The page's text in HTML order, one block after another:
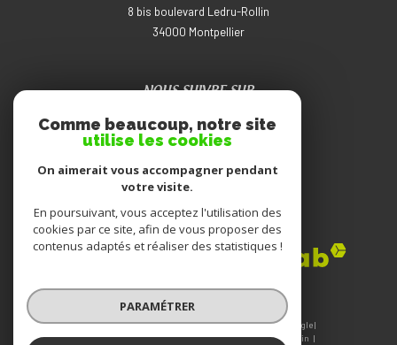
8 bis boulevard Ledru-Rollin
34000
montpellier
NOUS SUIVRE SUR
ADHÉRENTS
© 2026 | Tous droits réservés | Traduction powered by Google |
Nos honoraires
Plan du site Mentions légales Admin
Comme beaucoup, notre site
utilise les cookies
On aimerait vous accompagner pendant
votre visite.
En poursuivant, vous acceptez l'utilisation des
cookies par ce site, afin de vous proposer des
contenus adaptés et réaliser des statistiques !
PARAMÉTRER